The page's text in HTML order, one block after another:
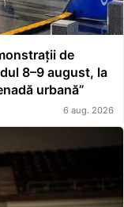
de
8–9 august, la
urbană”
6 aug. 2026